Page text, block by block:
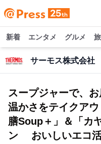
新着 エンタメ グルメ
サーモス株式会社
スープジャーで、
温かさをテイクア
膳Soup＋」＆「カ
ン おいしいエコ